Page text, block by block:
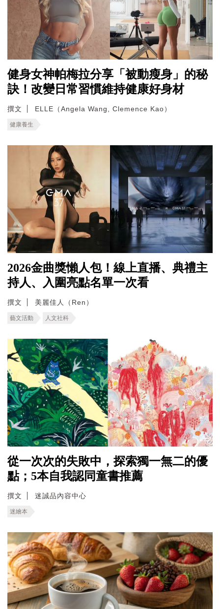
健身女神帕梅拉分享「被動瘦身」的秘
訣！改變日常習慣維持健康好身材
撰文 ELLE（Angela Wang, Clemence Kao）
健康養生
2026金曲獎懶人包！線上直播、典禮主
持人、入圍亮點名單一次看
撰文 美麗佳人（Ren）
藝文活動 人文社科
從一次次的失敗中，探索獨一無二的優
點；5本自我認同童書推薦
撰文 迷誠品內容中心
迷繪本